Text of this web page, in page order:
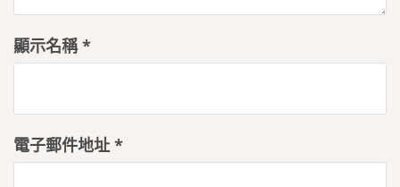
顯示名稱*
電子郵件地址 *